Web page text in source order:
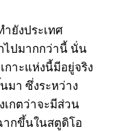
ยังประเทศ
กไปมากกว่านี้ นั่น
กาะแห่งนี้มีอยู่จริง
มา ซึ่งระหว่าง
เกตว่าจะมีส่วน
ากขึ้นในสตูดิโอ